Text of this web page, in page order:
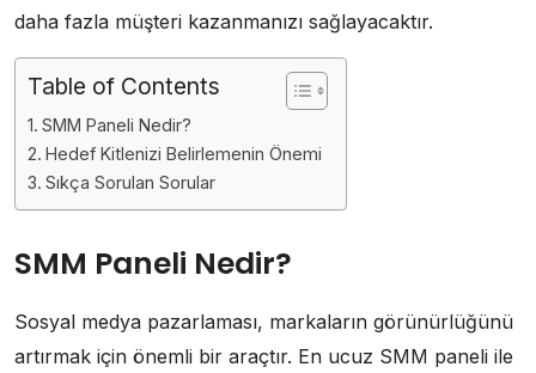
daha fazla müşteri kazanmanızı sağlayacaktır.
Table of Contents
SMM Paneli Nedir?
Hedef Kitlenizi Belirlemenin Önemi
Sıkça Sorulan Sorular
SMM Paneli Nedir?
Sosyal medya pazarlaması, markaların görünürlüğünü
artırmak için önemli bir araçtır. En ucuz SMM paneli ile